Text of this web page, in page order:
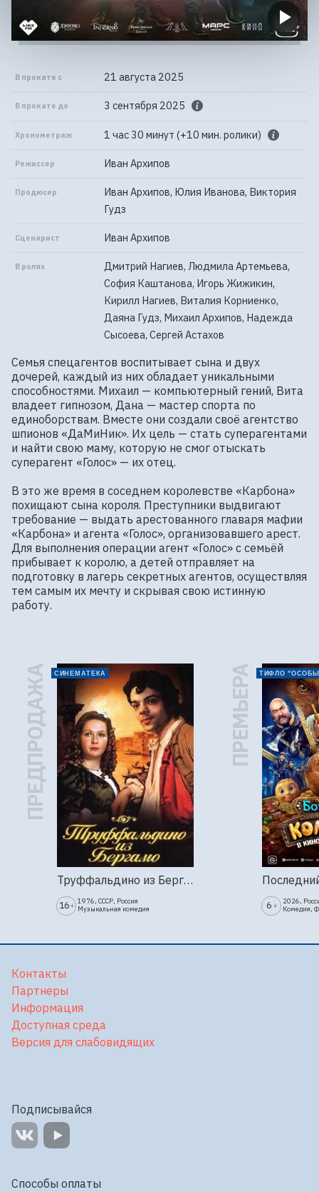
В прокате с 21 августа 2025
В прокате до 3 сентября 2025
Хронометраж 1 час 30 минут (+10 мин. ролики)
Режиссер Иван Архипов
Продюсер
Иван Архипов, Юлия Иванова, Виктория
Гудз
Сценарист Иван Архипов
В ролях
Дмитрий Нагиев, Людмила Артемьева,
София Каштанова, Игорь Жижикин,
Кирилл Нагиев, Виталия Корниенко,
Даяна Гудз, Михаил Архипов, Надежда
Сысоева, Сергей Астахов
Семья спецагентов воспитывает сына и двух
дочерей, каждый из них обладает уникальными
способностями. Михаил — компьютерный гений, Вита
владеет гипнозом, Дана — мастер спорта по
единоборствам. Вместе они создали своё агентство
шпионов «ДаМиНик». Их цель — стать суперагентами
и найти свою маму, которую не смог отыскать
суперагент «Голос» — их отец.
В это же время в соседнем королевстве «Карбона»
похищают сына короля. Преступники выдвигают
требование — выдать арестованного главаря мафии
«Карбона» и агента «Голос», организовавшего арест.
Для выполнения операции агент «Голос» с семьёй
прибывает к королю, а детей отправляет на
подготовку в лагерь секретных агентов, осуществляя
тем самым их мечту и скрывая свою истинную
работу.
ПРЕДПРОДАЖА СИНЕМАТЕКА
Труффальдино из Бергамо (1976г., Ленфильм, 2 серии)
16+ 1976, СССР, Россия
Музыкальная комедия
ПРЕМЬЕРА ТИФЛО
6 +
2026,
Комедия,
Контакты
Партнеры
Информация
Доступная среда
Версия для слабовидящих
Подписывайся
Способы оплаты